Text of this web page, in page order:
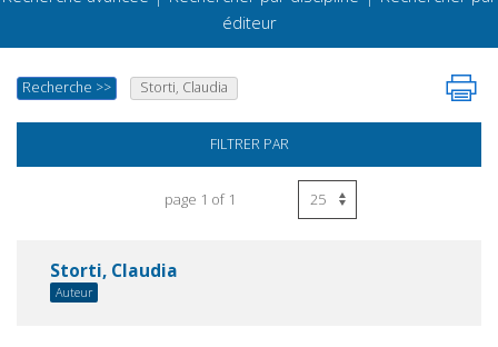
éditeur
Recherche >> Storti, Claudia
FILTRER PAR
page 1 of 1
Storti, Claudia
Auteur